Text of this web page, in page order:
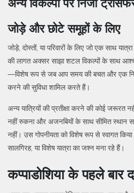
अन्य विकल्पों पर निजी
जोड़े और छोटे समूहों के लिए
जोड़े, दोस्तों, या परिवारों के लिए जो एक साथ
की लागत अक्सर साझा शटल विकल्पों के साथ
—विशेष रूप से जब आप समय की बचत और एक
करने की सुविधा शामिल करते हैं।
अन्य यात्रियों की प्रतीक्षा करने की कोई जरूरत
नहीं रुकना और अजनबियों के साथ सीमित स्थान
नहीं। उस गोपनीयता को विशेष रूप से स्वागत
सालगिरह, या विशेष यात्रा का जश्न मना रहे हैं।
कप्पाडोशिया के पहले बार